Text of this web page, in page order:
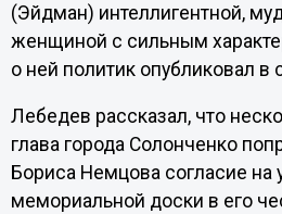
(Эйдман) интеллигентной,
женщиной с сильным
о ней политик опубликовал в
Лебедев рассказал, что
глава города Солонченко
Бориса Немцова согласие на
мемориальной доски в его